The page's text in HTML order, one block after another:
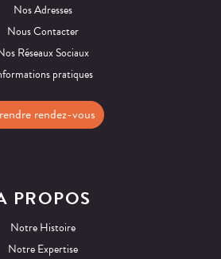
Nos Adresses
Nous Contacter
Réseaux Sociaux
pratiques
rendez-vous
PROPOS
Notre Histoire
Notre Expertise